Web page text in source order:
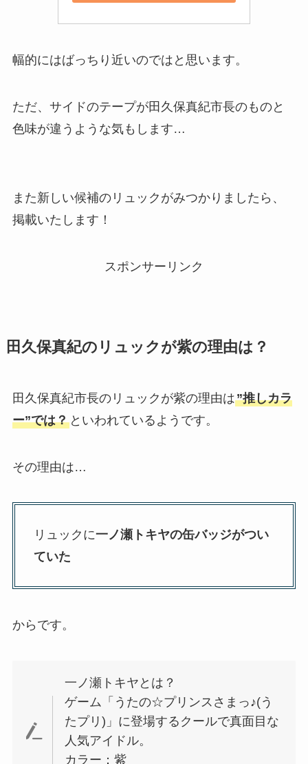
幅的にはばっちり近いのではと思います。
ただ、サイドのテープが田久保真紀市長のものと
色味が違うような気もします…
また新しい候補のリュックがみつかりましたら、
掲載いたします！
スポンサーリンク
田久保真紀のリュックが紫の理由は？
田久保真紀市長のリュックが紫の理由は”推しカラ
ー”では？といわれているようです。
その理由は…
リュックに一ノ瀬トキヤの缶バッジがつい
ていた
からです。
一ノ瀬トキヤとは？
ゲーム「うたの☆プリンスさまっ♪(う
たプリ)」に登場するクールで真面目な
人気アイドル。
カラー：紫